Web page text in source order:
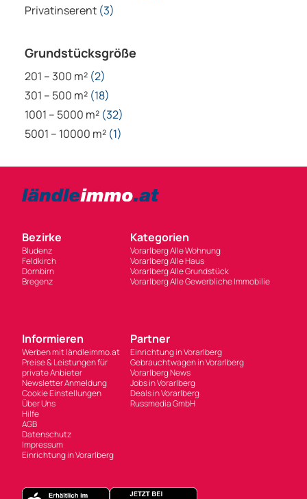
Privatinserent (3)
Grundstücksgröße
201 – 300 m² (2)
301 – 500 m² (18)
1001 – 5000 m² (32)
5001 – 10000 m² (1)
Bezirke
Bludenz
Feldkirch
Dornbirn
Bregenz
Kategorien
Vorarlberg Alle Wohnung
Vorarlberg Alle Haus
Vorarlberg Alle Grundstück
Vorarlberg Alle Gewerbliche Immobilie
Informieren
Werben mit ländleimmo.at
Preise & Leistungen für
private Anbieter
Newsletter Anmeldung
Cookie Einstellungen
Über Uns
Hilfe
AGB
Datenschutz
Impressum
Einrichtung in Vorarlberg
Partner
Einrichtung in Vorarlberg
Gebrauchtwagen in Vorarlberg
Vorarlberg News
Jobs in Vorarlberg
Deals in Vorarlberg
Russmedia GmbH